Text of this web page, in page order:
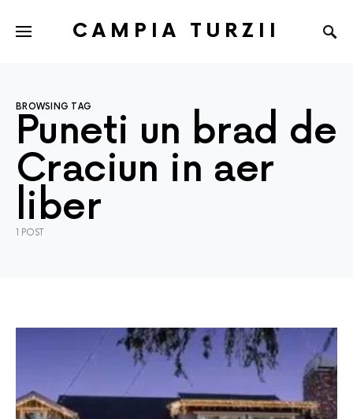
CAMPIA TURZII
BROWSING TAG
Puneti un brad de
Craciun in aer
liber
1 POST